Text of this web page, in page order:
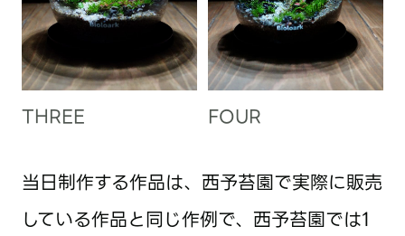
THREE FOUR
当日制作する作品は、西予苔園で実際に販売
している作品と同じ作例で、西予苔園では1